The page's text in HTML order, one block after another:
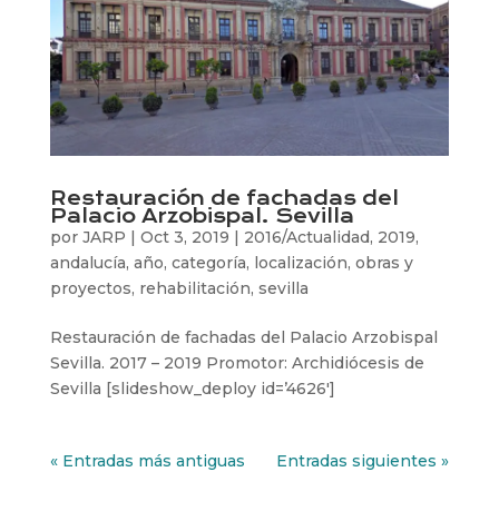
Restauración de fachadas del
Palacio Arzobispal. Sevilla
por JARP | Oct 3, 2019 | 2016/Actualidad, 2019,
andalucía, año, categoría, localización, obras y
proyectos, rehabilitación, sevilla
Restauración de fachadas del Palacio Arzobispal
Sevilla. 2017 – 2019 Promotor: Archidiócesis de
Sevilla [slideshow_deploy id=’4626′]
« Entradas más antiguas Entradas siguientes »